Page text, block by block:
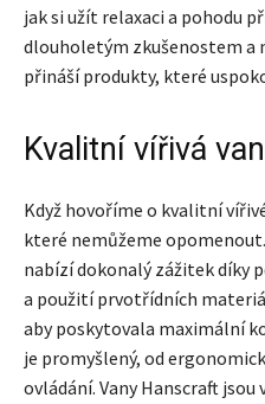
jak si užít relaxaci a pohodu
dlouholetým zkušenostem a
přináší produkty, které
Kvalitní vířivá
Když hovoříme o kvalitní
které nemůžeme
nabízí dokonalý zážitek díky
a použití prvotřídních
aby poskytovala maximální
je promyšlený, od
ovládání. Vany Hanscraft